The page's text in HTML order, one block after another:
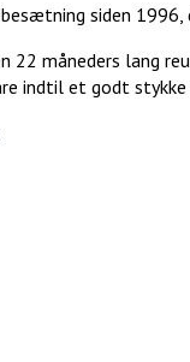
siden 1996,
22 måneders lang
indtil et godt stykke